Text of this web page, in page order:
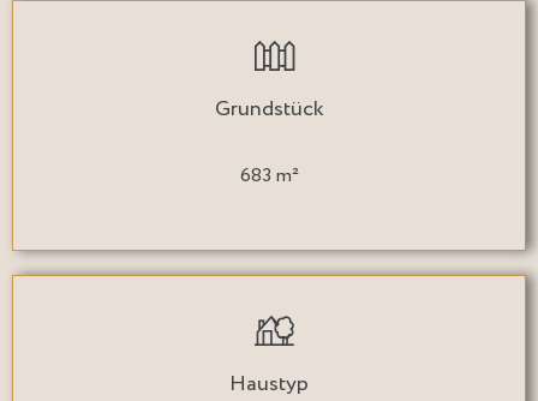
Grundstück
683 m²
Haustyp